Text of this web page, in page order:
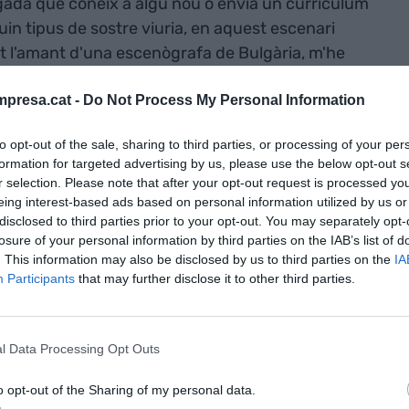
- Do Not Process My Personal Information
opt-out of the sale, sharing to third parties, or processing of your
for targeted advertising by us, please use the below opt-out
selection. Please note that after your opt-out request is processed
interest-based ads based on personal information utilized by us
to third parties prior to your opt-out. You may separately
of your personal information by third parties on the IAB’s list of
This information may also be disclosed by us to third parties on the
Participants that may further disclose it to other third parties.
Data Processing Opt Outs
opt-out of the Sharing of my personal data.
tipus de sostre viuria, en aquest escenari
l'amant d'una escenògrafa de Bulgària, m'he
parell de vegades i he viscut a totes les
blau i vistes a un bosc urbà.
comprar unes aquarel·les i un llençol. Els
rampell que m'havia agafat feia uns altres
al parc romantitzant la meva vida amb una
crisis existencials de les dones de vint-i-set
com no està més cobert entre la teoria del
el llençol preciós a la primera paret lliure
desvetllada abans d'anar a dormir, que vaig
de context, la meva pobra mare em va
possibles en les arts plàstiques i escèniques
no vam acabar mai de trobar cap encaix
sempre ha restat present. Amb el pinzell